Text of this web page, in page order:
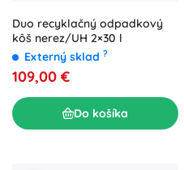
Duo recyklačný odpadkový
kôš nerez/UH 2×30 l
Externý sklad ?
109,00 €
Do košíka